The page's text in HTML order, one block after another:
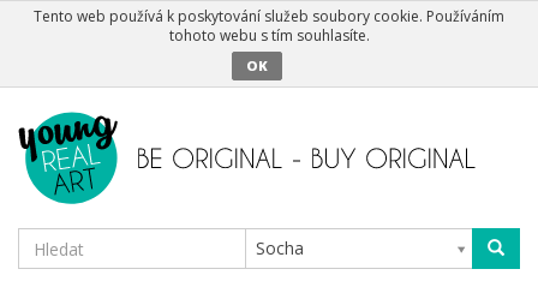
Tento web používá k poskytování služeb soubory cookie. Používáním
tohoto webu s tím souhlasíte.
OK
Socha